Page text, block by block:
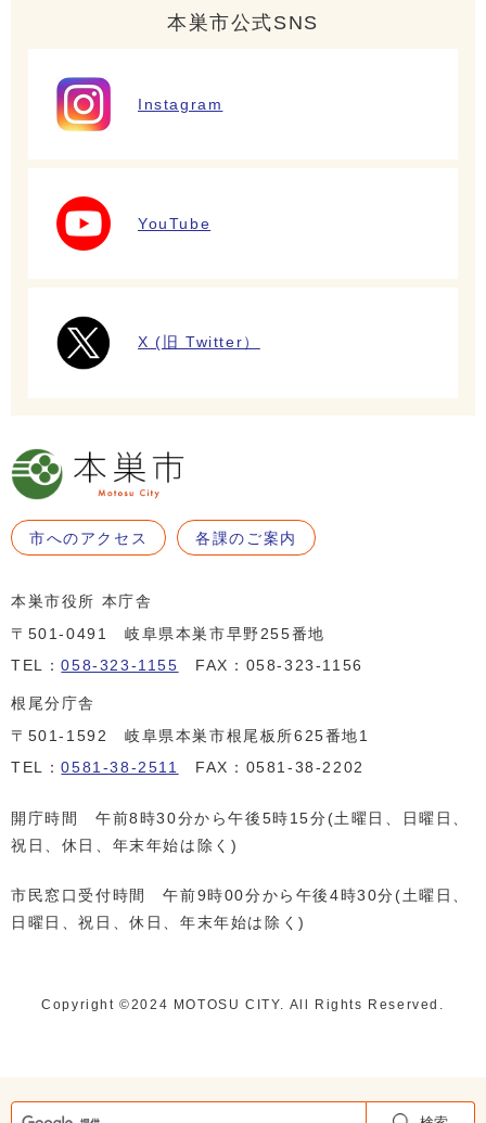
本巣市公式SNS
Instagram
YouTube
X (旧 Twitter）
市へのアクセス 各課のご案内
本巣市役所 本庁舎
〒501-0491 岐阜県本巣市早野255番地
TEL：058-323-1155 FAX：058-323-1156
根尾分庁舎
〒501-1592 岐阜県本巣市根尾板所625番地1
TEL：0581-38-2511 FAX：0581-38-2202
開庁時間 午前8時30分から午後5時15分(土曜日、日曜日、
祝日、休日、年末年始は除く)
市民窓口受付時間 午前9時00分から午後4時30分(土曜日、
日曜日、祝日、休日、年末年始は除く)
Copyright ©️2024 MOTOSU CITY. All Rights Reserved.